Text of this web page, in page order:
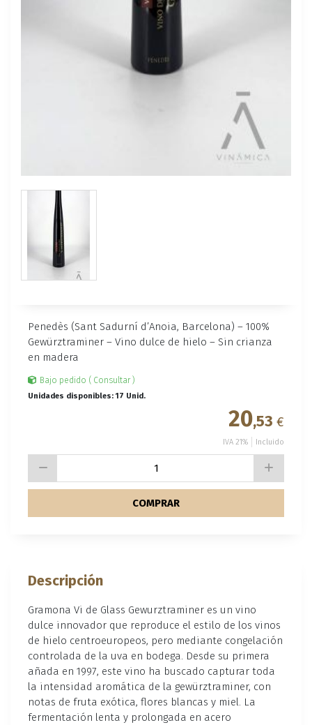
Penedès (Sant Sadurní d’Anoia, Barcelona) – 100%
Gewürztraminer – Vino dulce de hielo – Sin crianza
en madera
Bajo pedido ( Consultar )
Unidades disponibles: 17 Unid.
20,53 €
IVA 21% Incluido
COMPRAR
Descripción
Gramona Vi de Glass Gewurztraminer es un vino
dulce innovador que reproduce el estilo de los vinos
de hielo centroeuropeos, pero mediante congelación
controlada de la uva en bodega. Desde su primera
añada en 1997, este vino ha buscado capturar toda
la intensidad aromática de la gewürztraminer, con
notas de fruta exótica, flores blancas y miel. La
fermentación lenta y prolongada en acero